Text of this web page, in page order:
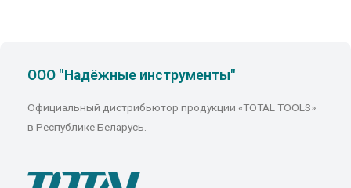
ООО "Надёжные инструменты"
Официальный дистрибьютор продукции «TOTAL TOOLS»
в Республике Беларусь.